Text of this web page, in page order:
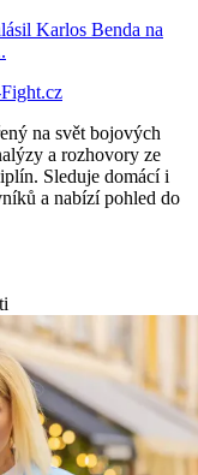
Karlos Benda na
na svět bojových
a rozhovory ze
Sleduje domácí i
a nabízí pohled do